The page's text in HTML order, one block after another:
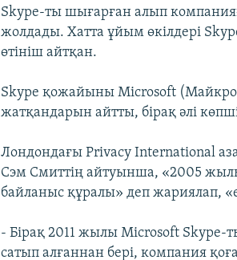
Skype-ты шығарған алып
жолдады. Хатта ұйым өкілдері
өтініш айтқан.
Skype қожайыны Microsoft
жатқандарын айтты, бірақ әлі
Лондондағы Privacy International
Сэм Смиттің айтуынша, «2005
байланыс құралы» деп жариялап,
- Бірақ 2011 жылы Microsoft
сатып алғаннан бері, компания